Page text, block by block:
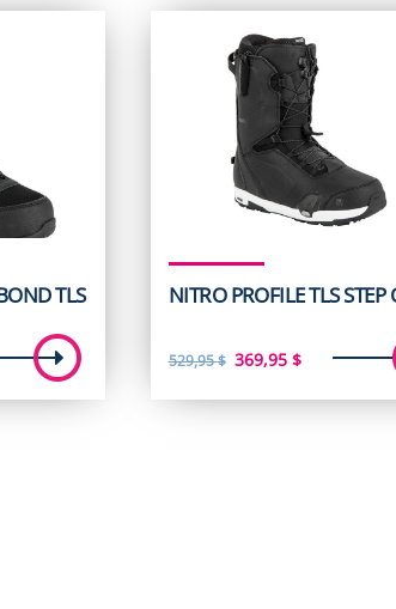
TLS NITRO PROFILE TLS STEP
529,95$ Le
369,95$Le